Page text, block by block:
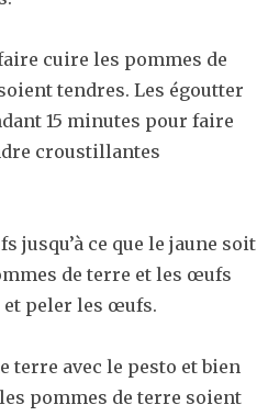
cuire les pommes de
tendres. Les égoutter
15 minutes pour faire
croustillantes
jusqu’à ce que le jaune soit
de terre et les œufs
peler les œufs.
terre avec le pesto et bien
pommes de terre soient